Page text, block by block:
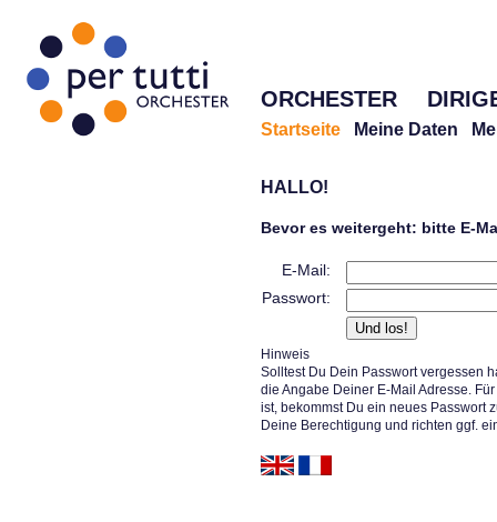
ORCHESTER
Startseite Meine Daten
HALLO!
Bevor es weitergeht: bitte E-
E-Mail:
Passwort:
Hinweis
Solltest Du Dein Passwort vergessen
die Angabe Deiner E-Mail Adresse.
ist, bekommst Du ein neues Passwort
Deine Berechtigung und richten ggf.